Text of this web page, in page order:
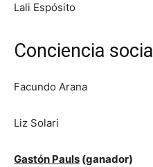
Lali Espósito
Conciencia social
Facundo Arana
Liz Solari
Gastón Pauls (ganador)